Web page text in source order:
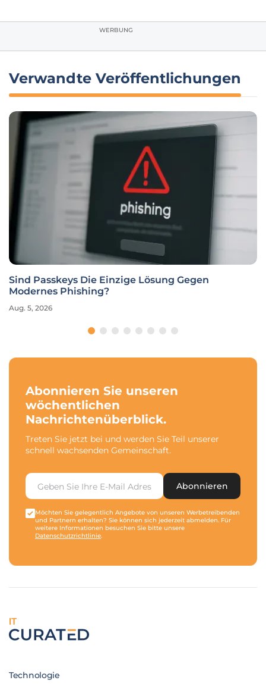
WERBUNG
Verwandte Veröffentlichungen
Sind Passkeys Die Einzige Lösung Gegen
Modernes Phishing?
Aug. 5, 2026
Abonnieren Sie unseren
wöchentlichen
Nachrichtenüberblick.
Treten Sie jetzt bei und werden Sie Teil unserer
schnell wachsenden Gemeinschaft.
Abonnieren
Möchten Sie gelegentlich Angebote von unseren Werbetreibenden
und Partnern erhalten? Sie können sich jederzeit abmelden. Für
weitere Informationen besuchen Sie bitte unsere
Datenschutzrichtlinie.
IT
Technologie